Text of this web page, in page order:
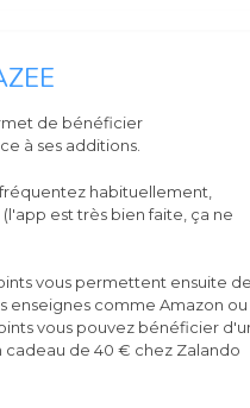
de bénéficier
à ses additions.
habituellement,
(l'app est très bien faite, ça ne
vous permettent ensuite de
enseignes comme Amazon ou
vous pouvez bénéficier
de 40 € chez Zalando